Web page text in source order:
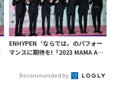
ENHYPEN〝ならでは〟のパフォー
マンスに期待を!「2023 MAMA AW
Recommended by